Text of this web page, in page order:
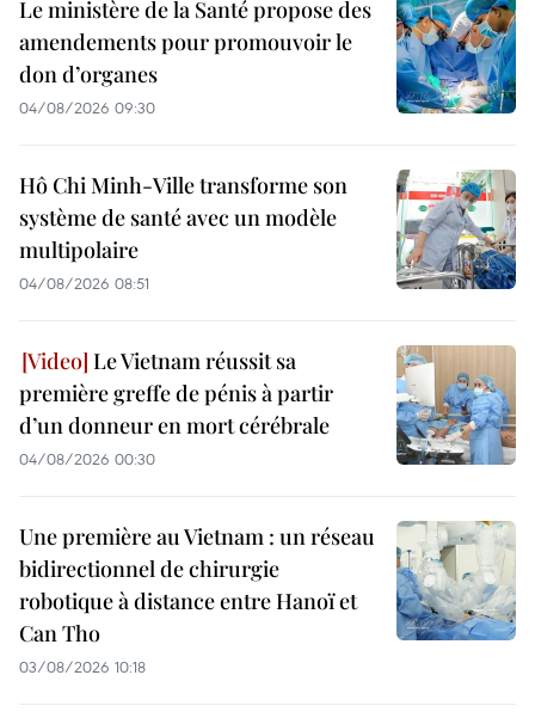
Le ministère de la Santé propose des
amendements pour promouvoir le
don d’organes
04/08/2026 09:30
Hô Chi Minh-Ville transforme son
système de santé avec un modèle
multipolaire
04/08/2026 08:51
Le Vietnam réussit sa
première greffe de pénis à partir
d’un donneur en mort cérébrale
04/08/2026 00:30
Une première au Vietnam : un réseau
bidirectionnel de chirurgie
robotique à distance entre Hanoï et
Can Tho
03/08/2026 10:18